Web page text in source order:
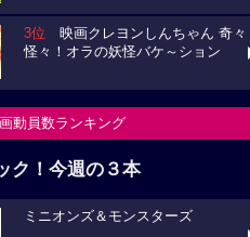
3位 映画クレヨンしんちゃん 奇々
怪々！オラの妖怪バケ～ション
動員数ランキング
ク！今週の３本
ミニオンズ＆モンスターズ